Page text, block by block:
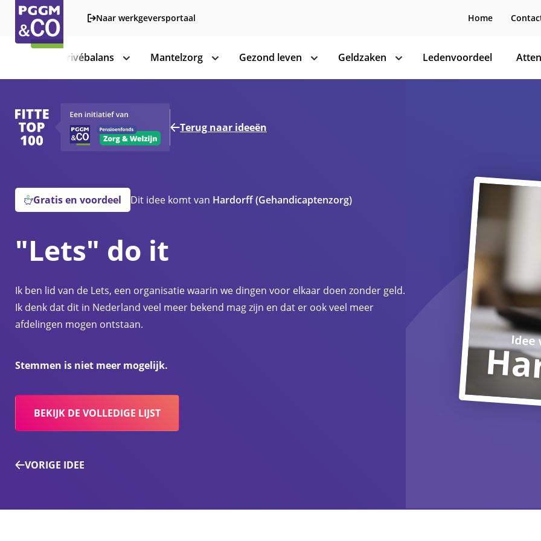
Naar werkgeversportaal Home
Werk-privébalans
toon
Mantelzorg
toon
Gezond leven
toon
Geldzaken
toon
Ledenvoordeel
Terug naar ideeën
Gratis en voordeel Dit idee komt van Hardorff(Gehandicaptenzorg)
"Lets" do it
Ik ben lid van de Lets, een organisatie waarin we dingen voor elkaar doen zonder geld.
Ik denk dat dit in Nederland veel meer bekend mag zijn en dat er ook veel meer
afdelingen mogen ontstaan.
Stemmen is niet meer mogelijk.
BEKIJK DE VOLLEDIGE LIJST
Idee
VORIGE IDEE